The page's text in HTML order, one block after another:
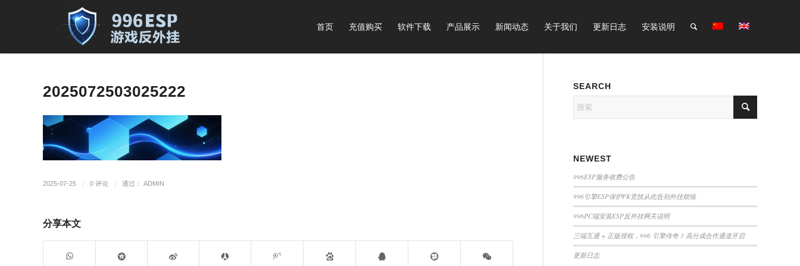
首页 充值购买 软件下载 产品展示 新闻动态 关于我们 更新日志 安装说明
2025072503025222
2025-07-25 / 0 评论 / 通过： ADMIN
分享本文
SEARCH
NEWEST
996ESP服务收费公告
996引擎ESP保护PK竞技从此告别外挂烦恼
996PC端安装ESP反外挂网关说明
三端互通 + 正版授权，996 引擎传奇 3 高分成合作通道开启
更新日志